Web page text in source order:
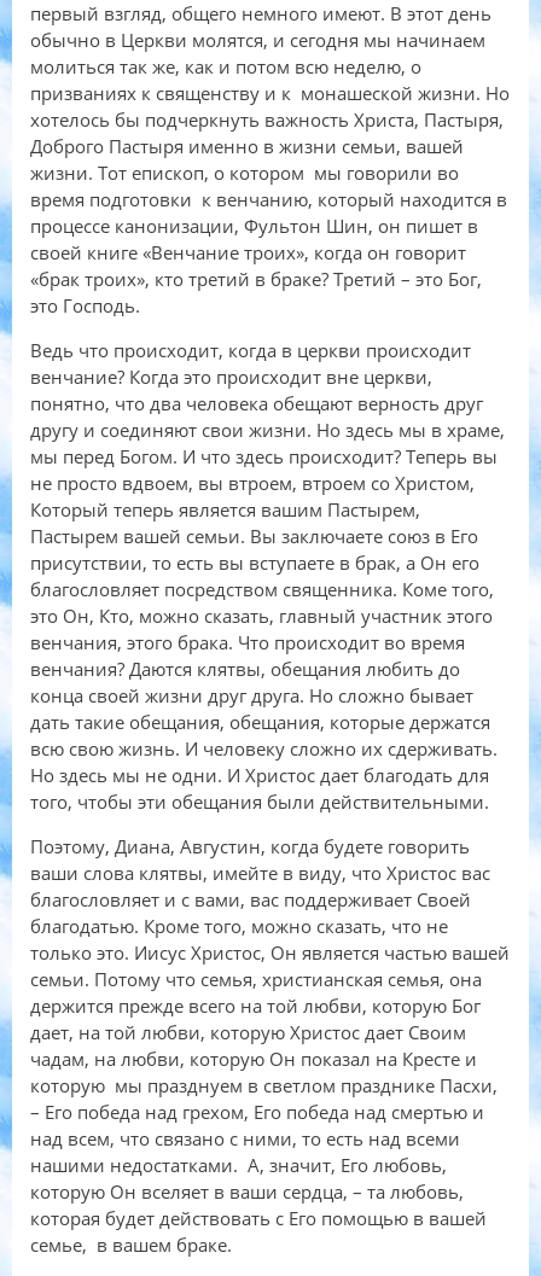
первый взгляд, общего немного имеют. В этот день
обычно в Церкви молятся, и сегодня мы начинаем
молиться так же, как и потом всю неделю, о
призваниях к священству и к монашеской жизни. Но
хотелось бы подчеркнуть важность Христа, Пастыря,
Доброго Пастыря именно в жизни семьи, вашей
жизни. Тот епископ, о котором мы говорили во
время подготовки к венчанию, который находится в
процессе канонизации, Фультон Шин, он пишет в
своей книге «Венчание троих», когда он говорит
«брак троих», кто третий в браке? Третий – это Бог,
это Господь.
Ведь что происходит, когда в церкви происходит
венчание? Когда это происходит вне церкви,
понятно, что два человека обещают верность друг
другу и соединяют свои жизни. Но здесь мы в храме,
мы перед Богом. И что здесь происходит? Теперь вы
не просто вдвоем, вы втроем, втроем со Христом,
Который теперь является вашим Пастырем,
Пастырем вашей семьи. Вы заключаете союз в Его
присутствии, то есть вы вступаете в брак, а Он его
благословляет посредством священника. Коме того,
это Он, Кто, можно сказать, главный участник этого
венчания, этого брака. Что происходит во время
венчания? Даются клятвы, обещания любить до
конца своей жизни друг друга. Но сложно бывает
дать такие обещания, обещания, которые держатся
всю свою жизнь. И человеку сложно их сдерживать.
Но здесь мы не одни. И Христос дает благодать для
того, чтобы эти обещания были действительными.
Поэтому, Диана, Августин, когда будете говорить
ваши слова клятвы, имейте в виду, что Христос вас
благословляет и с вами, вас поддерживает Своей
благодатью. Кроме того, можно сказать, что не
только это. Иисус Христос, Он является частью вашей
семьи. Потому что семья, христианская семья, она
держится прежде всего на той любви, которую Бог
дает, на той любви, которую Христос дает Своим
чадам, на любви, которую Он показал на Кресте и
которую мы празднуем в светлом празднике Пасхи,
– Его победа над грехом, Его победа над смертью и
над всем, что связано с ними, то есть над всеми
нашими недостатками. А, значит, Его любовь,
которую Он вселяет в ваши сердца, – та любовь,
которая будет действовать с Его помощью в вашей
семье, в вашем браке.